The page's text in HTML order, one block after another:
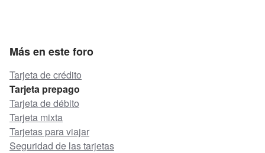
Más en este foro
Tarjeta de crédito
Tarjeta prepago
Tarjeta de débito
Tarjeta mixta
Tarjetas para viajar
Seguridad de las tarjetas